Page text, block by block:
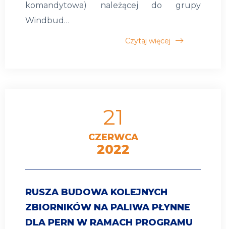
komandytowa) należącej do grupy
Windbud…
Czytaj więcej
21
CZERWCA
2022
RUSZA BUDOWA KOLEJNYCH
ZBIORNIKÓW NA PALIWA PŁYNNE
DLA PERN W RAMACH PROGRAMU